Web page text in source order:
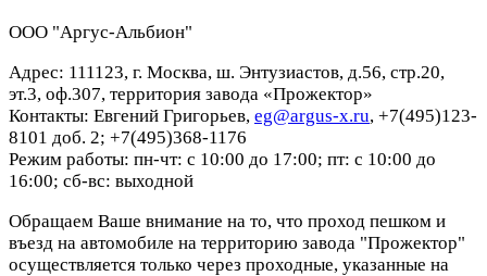
ООО "Аргус-Альбион"
Адрес: 111123, г. Москва, ш. Энтузиастов, д.56, стр.20,
эт.3, оф.307, территория завода «Прожектор»
Контакты: Евгений Григорьев, eg@argus-x.ru, +7(495)123-
8101 доб. 2; +7(495)368-1176
Режим работы: пн-чт: с 10:00 до 17:00; пт: с 10:00 до
16:00; сб-вс: выходной
Обращаем Ваше внимание на то, что проход пешком и
въезд на автомобиле на территорию завода "Прожектор"
осуществляется только через проходные, указанные на